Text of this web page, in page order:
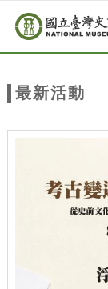
站
主
跳到主要內容
網站導覽
最新活動